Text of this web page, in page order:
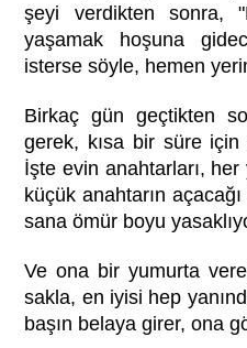
şeyi verdikten sonra,
yaşamak hoşuna
isterse söyle, hemen
Birkaç gün geçtikten
gerek, kısa bir süre için
İşte evin anahtarları,
küçük anahtarın
sana ömür boyu
Ve ona bir yumurta
sakla, en iyisi hep
başın belaya girer, ona